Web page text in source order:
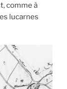
comme à
lucarnes